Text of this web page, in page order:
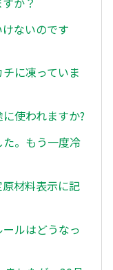
ないのです
に凍っていま
使われますか?
。もう一度冷
材料表示に記
ルはどうなっ